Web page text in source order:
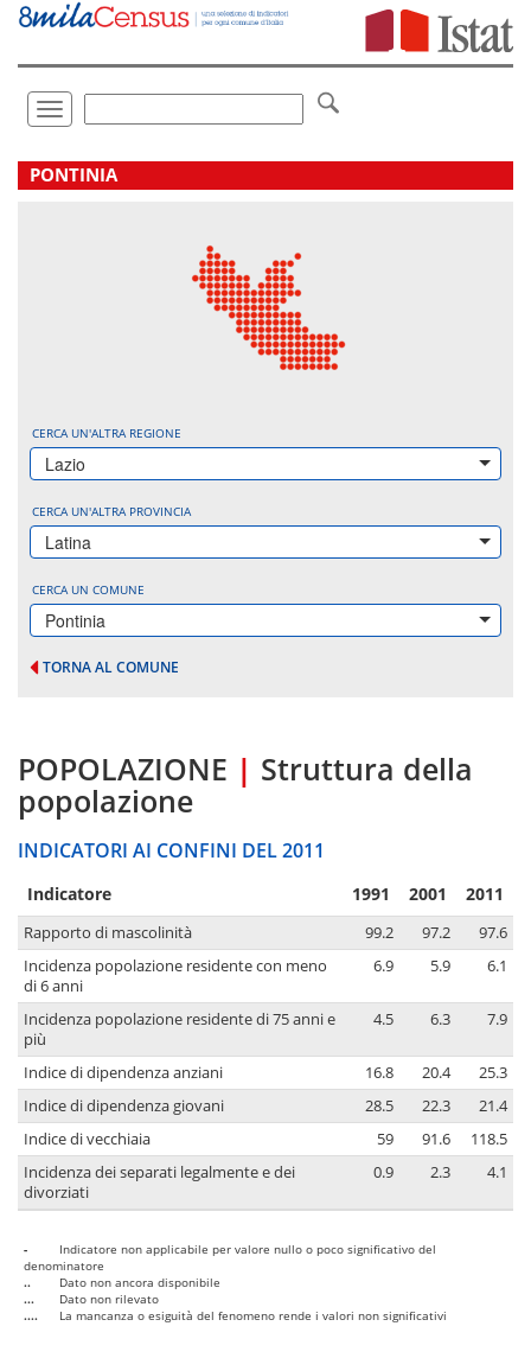
Vai
direttamente
Toggle
navigation
.
PONTINIA
CERCA UN'ALTRA REGIONE
Lazio
CERCA UN'ALTRA PROVINCIA
Latina
CERCA UN COMUNE
Pontinia
TORNA AL COMUNE
POPOLAZIONE | Struttura della
popolazione
INDICATORI AI CONFINI DEL 2011
Indicatore 1991 2001 2011
Rapporto di mascolinità 99.2 97.2
97.6
Incidenza popolazione residente con meno
di 6 anni
6.9 5.9 6.1
Incidenza popolazione residente di 75 anni e
più
4.5 6.3 7.9
Indice di dipendenza anziani 16.8 20.4
25.3
Indice di dipendenza giovani
28.5 22.3
21.4
Indice di vecchiaia
59 91.6
118.5
Incidenza dei separati legalmente e dei
divorziati
0.9 2.3 4.1
-
Indicatore non applicabile per valore nullo o poco significativo del
denominatore
..
Dato non ancora disponibile
...
Dato non rilevato
....
La mancanza o esiguità del fenomeno rende i valori non significativi